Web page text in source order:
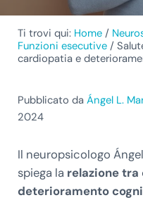
Ti trovi qui: Home /
Funzioni esecutive /
cardiopatia e
Pubblicato da Ángel L.
2024
Il neuropsicologo
spiega la relazione
deterioramento